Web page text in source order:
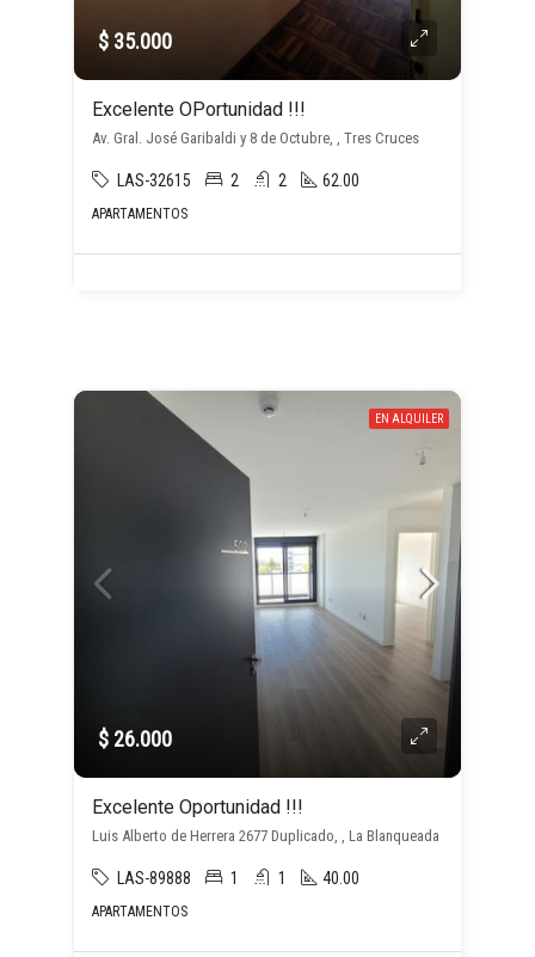
$ 35.000
Excelente OPortunidad !!!
Av. Gral. José Garibaldi y 8 de Octubre, , Tres Cruces
LAS-32615 2 2 62.00
APARTAMENTOS
EN ALQUILER
$ 26.000
Excelente Oportunidad !!!
Luis Alberto de Herrera 2677 Duplicado, , La Blanqueada
LAS-89888 1 1 40.00
APARTAMENTOS